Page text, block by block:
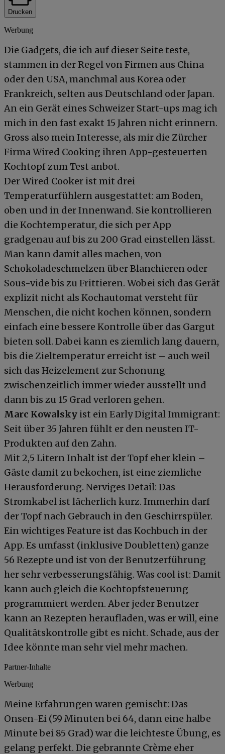
Drucken
Werbung
Die Gadgets, die ich auf dieser Seite teste,
stammen in der Regel von Firmen aus China
oder den USA, manchmal aus Korea oder
Frankreich, selten aus Deutschland oder Japan.
An ein Gerät eines Schweizer Start-ups mag ich
mich in den fast exakt 15 Jahren nicht erinnern.
Gross also mein Interesse, als mir die Zürcher
Firma Wired Cooking ihren App-gesteuerten
Kochtopf zum Test anbot.
Der Wired Cooker ist mit drei
Temperaturfühlern ausgestattet: am Boden,
oben und in der Innenwand. Sie kontrollieren
die Kochtemperatur, die sich per App
gradgenau auf bis zu 200 Grad einstellen lässt.
Man kann damit alles machen, von
Schokoladeschmelzen über Blanchieren oder
Sous-vide bis zu Frittieren. Wobei sich das Gerät
explizit nicht als Kochautomat versteht für
Menschen, die nicht kochen können, sondern
einfach eine bessere Kontrolle über das Gargut
bieten soll. Dabei kann es ziemlich lang dauern,
bis die Zieltemperatur erreicht ist – auch weil
sich das Heizelement zur Schonung
zwischenzeitlich immer wieder ausstellt und
dann bis zu 15 Grad verloren gehen.
Marc Kowalsky ist ein Early Digital Immigrant:
Seit über 35 Jahren fühlt er den neusten IT-
Produkten auf den Zahn.
Mit 2,5 Litern Inhalt ist der Topf eher klein –
Gäste damit zu bekochen, ist eine ziemliche
Herausforderung. Nerviges Detail: Das
Stromkabel ist lächerlich kurz. Immerhin darf
der Topf nach Gebrauch in den Geschirrspüler.
Ein wichtiges Feature ist das Kochbuch in der
App. Es umfasst (inklusive Doubletten) ganze
56 Rezepte und ist von der Benutzerführung
her sehr verbesserungsfähig. Was cool ist: Damit
kann auch gleich die Kochtopfsteuerung
programmiert werden. Aber jeder Benutzer
kann an Rezepten heraufladen, was er will, eine
Qualitätskontrolle gibt es nicht. Schade, aus der
Idee könnte man sehr viel mehr machen.
Partner-Inhalte
Werbung
Meine Erfahrungen waren gemischt: Das
Onsen-Ei (59 Minuten bei 64, dann eine halbe
Minute bei 85 Grad) war die leichteste Übung, es
gelang perfekt. Die gebrannte Crème eher